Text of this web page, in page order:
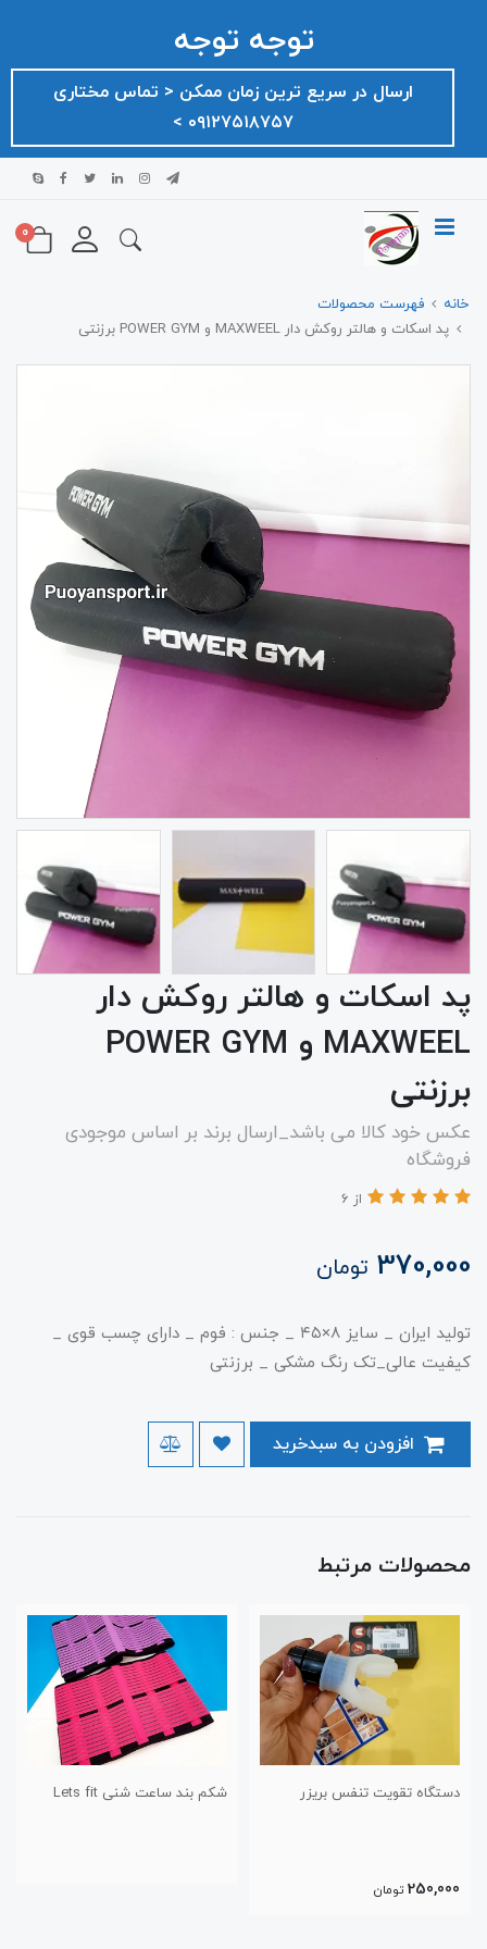
توجه توجه
ارسال در سریع ترین زمان ممکن ‌< تماس مختاری
۰۹۱۲۷۵۱۸۷۵۷ >
0
خانه
فهرست محصولات
پد اسکات و هالتر روکش دار MAXWEEL و POWER GYM برزنتی
پد اسکات و هالتر روکش دار
MAXWEEL و POWER GYM
برزنتی
عکس خود کالا می باشد_ارسال برند بر اساس موجودی
فروشگاه
از 6
370,000 تومان
تولید ایران _ سایز ۸×۴۵ _ جنس : فوم _ دارای چسب قوی _
کیفیت عالی_تک رنگ مشکی _ برزنتی
محصولات مرتبط
دستگاه تقویت تنفس بریزر
250,000 تومان
شکم بند ساعت شنی Lets fit